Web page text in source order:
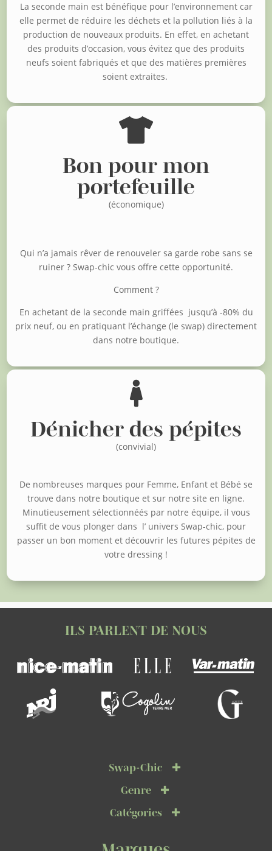
La seconde main est bénéfique pour l’environnement car
elle permet de réduire les déchets et la pollution liés à la
production de nouveaux produits. En effet, en achetant
des produits d’occasion, vous évitez que des produits
neufs soient fabriqués et que des matières premières
soient extraites.

Bon pour mon
portefeuille
(économique)
Qui n’a jamais rêver de renouveler sa garde robe sans se
ruiner ? Swap-chic vous offre cette opportunité.
Comment ?
En achetant de la seconde main griffées jusqu’à -80% du
prix neuf, ou en pratiquant l’échange (le swap) directement
dans notre boutique.

Dénicher des pépites
(convivial)
De nombreuses marques pour Femme, Enfant et Bébé se
trouve dans notre boutique et sur notre site en ligne.
Minutieusement sélectionnéés par notre équipe, il vous
suffit de vous plonger dans l’ univers Swap-chic, pour
passer un bon moment et découvrir les futures pépites de
votre dressing !
ILS PARLENT DE NOUS
Swap-Chic
Genre
Catégories